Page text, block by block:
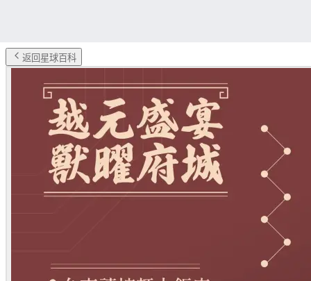
返回星球百科